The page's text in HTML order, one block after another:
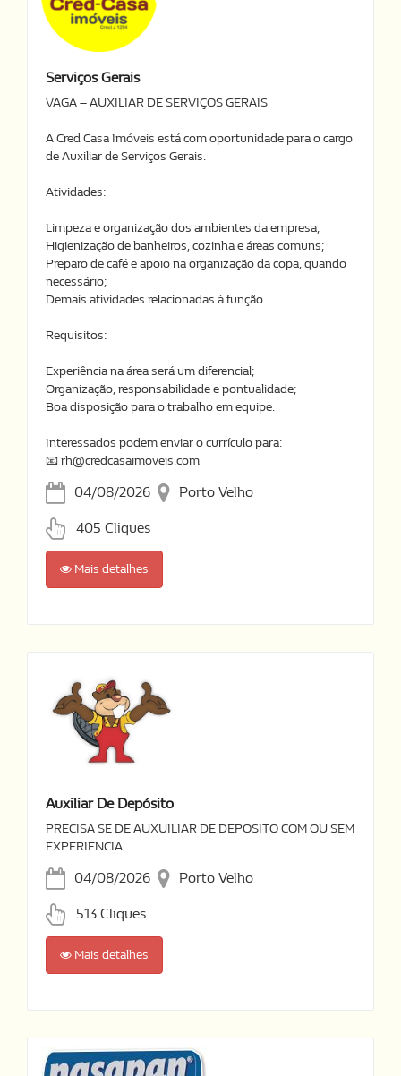
Serviços Gerais
VAGA – AUXILIAR DE SERVIÇOS GERAIS
A Cred Casa Imóveis está com oportunidade para o cargo
de Auxiliar de Serviços Gerais.
Atividades:
Limpeza e organização dos ambientes da empresa;
Higienização de banheiros, cozinha e áreas comuns;
Preparo de café e apoio na organização da copa, quando
necessário;
Demais atividades relacionadas à função.
Requisitos:
Experiência na área será um diferencial;
Organização, responsabilidade e pontualidade;
Boa disposição para o trabalho em equipe.
Interessados podem enviar o currículo para:
📧 rh@credcasaimoveis.com
04/08/2026 Porto Velho
405 Cliques
Mais detalhes
Auxiliar De Depósito
PRECISA SE DE AUXUILIAR DE DEPOSITO COM OU SEM
EXPERIENCIA
04/08/2026 Porto Velho
513 Cliques
Mais detalhes